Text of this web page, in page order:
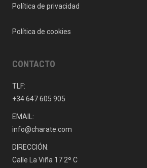
Política de privacidad
Política de cookies
CONTACTO
TLF:
+34 647 605 905
EMAIL:
info@charate.com
DIRECCIÓN:
Calle La Viña 17 2º C